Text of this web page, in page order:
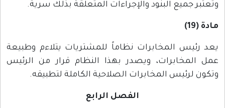
وتعتبر جميع البنود والإجراءات المتعلقة بذلك سرية.
مادة (19)
يعد رئيس المخابرات نظاماً للمشتريات يتلاءم وطبيعة
عمل المخابرات، ويصدر بهذا النظام قرار من الرئيس
وتكون لرئيس المخابرات الصلاحية الكاملة لتطبيقه.
الفصل الرابع